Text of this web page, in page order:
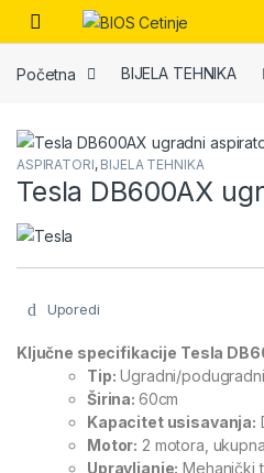
Skip to navigation
Skip to content
Open
Početna BIJELA TEHNIKA
ASPIRATORI, BIJELA TEHNIKA
Tesla DB600AX
Uporedi
Ključne specifikacije Tesla
Tip: Ugradni/
Širina: 60cm
Kapacitet usisavanja:
Motor: 2 motora,
Upravljanje: Mehanički